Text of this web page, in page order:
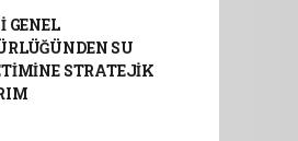
GENEL
SU
STRATEJİK